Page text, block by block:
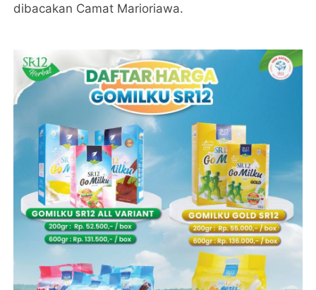
dibacakan Camat Marioriawa.